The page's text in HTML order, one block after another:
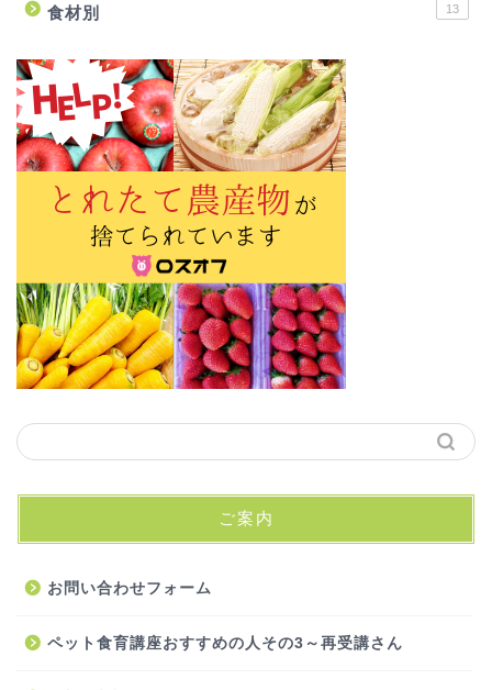
食材別 13
ご案内
お問い合わせフォーム
ペット食育講座おすすめの人その3～再受講さん